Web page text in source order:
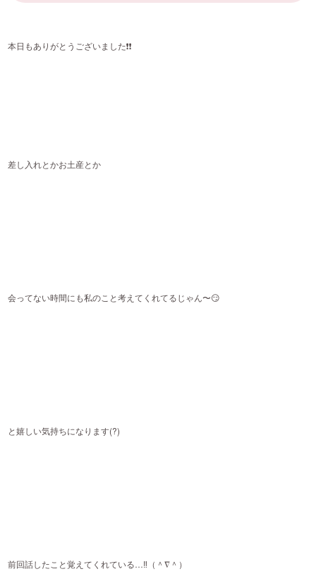
本日もありがとうございました❗️❗️
差し入れとかお土産とか
会ってない時間にも私のこと考えてくれてるじゃん〜😏
と嬉しい気持ちになります(?)
前回話したこと覚えてくれている…‼︎（＾∇＾）